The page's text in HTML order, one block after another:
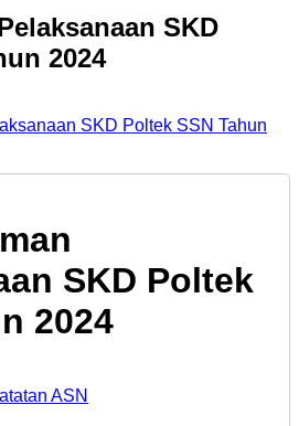
SKD
2024
SKD Poltek SSN Tahun
SKD Poltek
2024
ASN